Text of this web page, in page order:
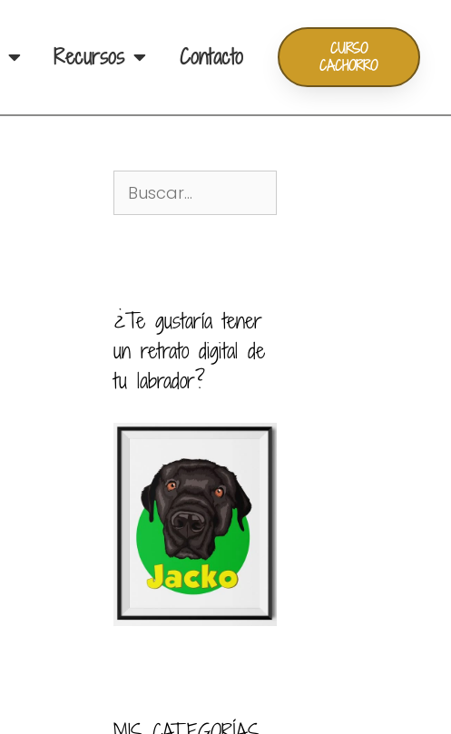
Recursos Contacto
CURSO
CACHORRO
¿Te gustaría tener
un retrato digital de
tu labrador?